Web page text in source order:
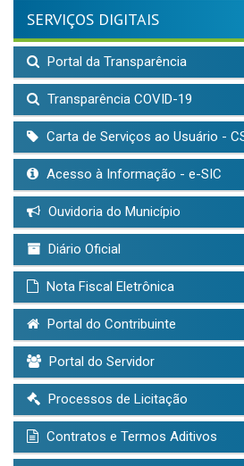
SERVIÇOS DIGITAIS
Portal da Transparência
Transparência COVID-19
Carta de Serviços ao Usuário -
Acesso à Informação - e-SIC
Ouvidoria do Município
Diário Oficial
Nota Fiscal Eletrônica
Portal do Contribuinte
Portal do Servidor
Processos de Licitação
Contratos e Termos Aditivos